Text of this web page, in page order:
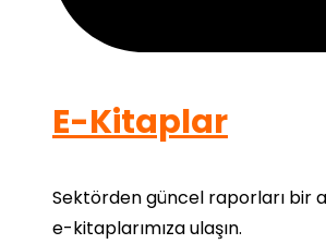
E-Kitaplar
Sektörden güncel raporları bir
e-kitaplarımıza ulaşın.